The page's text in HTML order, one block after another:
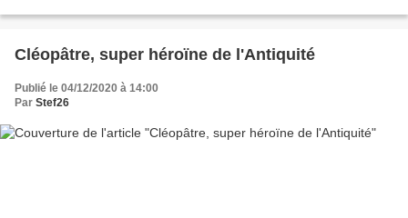
Cléopâtre, super héroïne de l'Antiquité
Publié le 04/12/2020 à 14:00
Par Stef26